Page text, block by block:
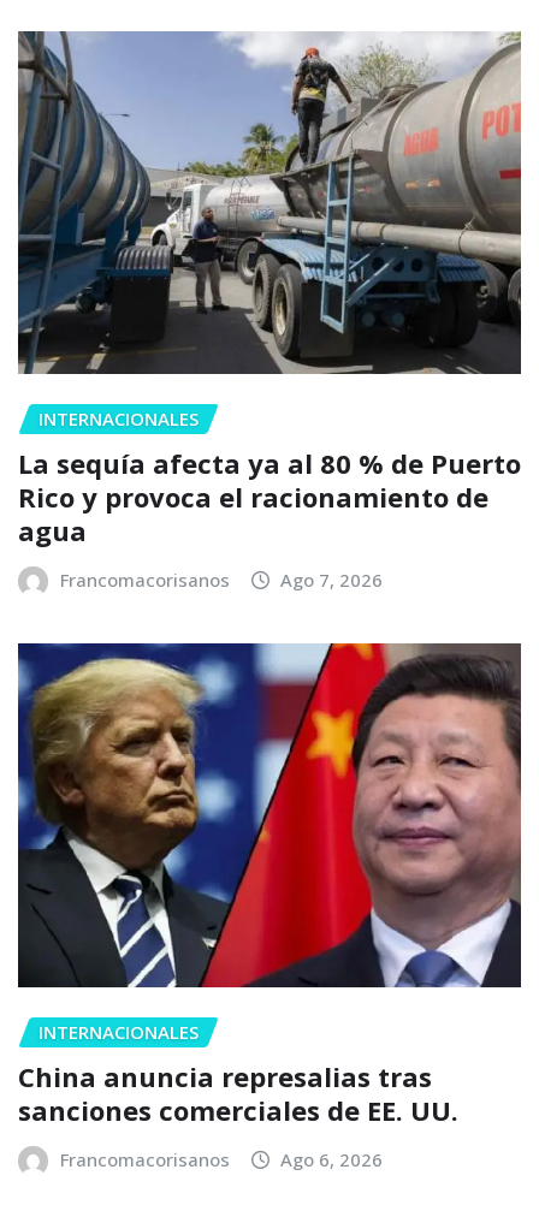
INTERNACIONALES
La sequía afecta ya al 80 % de Puerto
Rico y provoca el racionamiento de
agua
Francomacorisanos Ago 7, 2026
INTERNACIONALES
China anuncia represalias tras
sanciones comerciales de EE. UU.
Francomacorisanos Ago 6, 2026